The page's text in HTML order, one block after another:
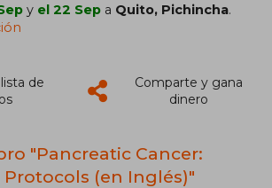
y el 22 Sep a Quito, Pichincha.
de
Comparte y gana
dinero
"Pancreatic Cancer:
(en Inglés)"